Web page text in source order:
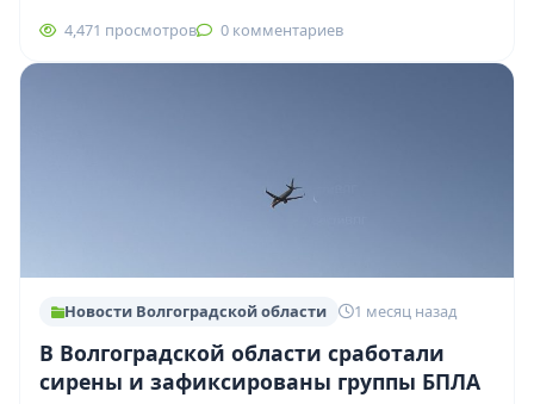
родственниками закончился…
4,471 просмотров 0 комментариев
Новости Волгоградской области 1 месяц назад
В Волгоградской области сработали
сирены и зафиксированы группы БПЛА